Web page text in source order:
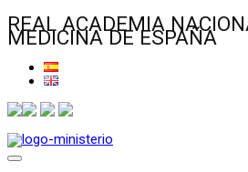
REAL ACADEMIA
MEDICINA DE ESPAÑA